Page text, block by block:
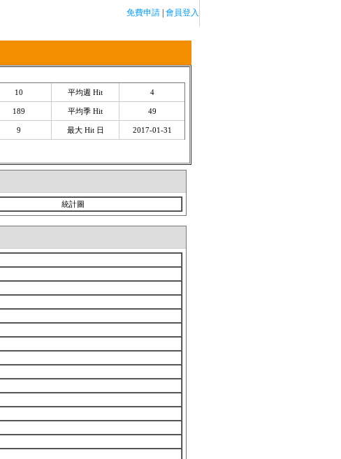
免費申請 會員登入
10 平均週 Hit 4
189 平均季 Hit 49
9 最大 Hit 日 2017-01-31
統計圖